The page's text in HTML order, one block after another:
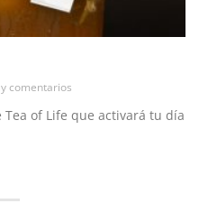
comentarios
Tea of Life que activará tu día